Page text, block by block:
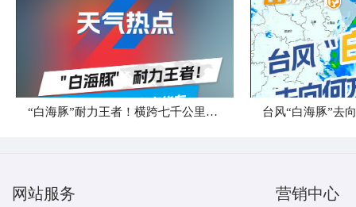
“白海豚”耐力王者！横跨七千公里直奔华东 台风“白海豚”去
网站服务 营销中心